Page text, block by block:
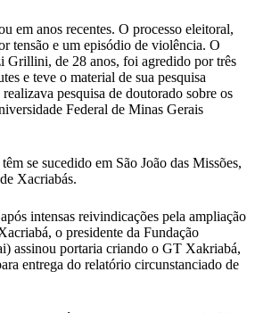
em anos recentes. O processo eleitoral,
tensão e um episódio de violência. O
Grillini, de 28 anos, foi agredido por três
e teve o material de sua pesquisa
pesquisa de doutorado sobre os
Federal de Minas Gerais
se sucedido em São João das Missões,
Xacriabás.
intensas reivindicações pela ampliação
o presidente da Fundação
assinou portaria criando o GT Xakriabá,
entrega do relatório circunstanciado de